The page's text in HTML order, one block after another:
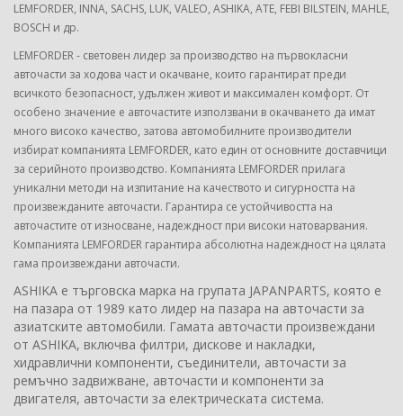
LEMFORDER, INNA, SACHS, LUK, VALEO, ASHIKA, ATE, FEBI BILSTEIN, MAHLE,
BOSCH и др.
LEMFORDER - световен лидер за производство на първокласни
авточасти за ходова част и окачване, които гарантират преди
всичкото безопасност, удължен живот и максимален комфорт. От
особено значение е авточастите използвани в окачването да имат
много високо качество, затова автомобилните производители
избират компанията LEMFORDER, като един от основните доставчици
за серийното производство. Компанията LEMFORDER прилага
уникални методи на изпитание на качеството и сигурността на
произвежданите авточасти. Гарантира се устойчивостта на
авточастите от износване, надеждност при високи натоварвания.
Компанията LEMFORDER гарантира абсолютна надеждност на цялата
гама произвеждани авточасти.
ASHIKA е търговска марка на групата JAPANPARTS, която е
на пазара от 1989 като лидер на пазара на авточасти за
азиатските автомобили. Гамата авточасти произвеждани
от ASHIKA, включва филтри, дискове и накладки,
хидравлични компоненти, съединители, авточасти за
ремъчно задвижване, авточасти и компоненти за
двигателя, авточасти за електрическата система.